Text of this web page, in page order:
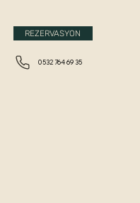
REZERVASYON
0532 764 69 35